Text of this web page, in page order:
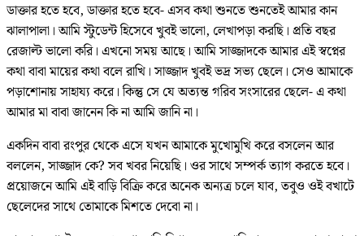
ডাক্তার হতে হবে, ডাক্তার হতে হবে- এসব কথা শুনতে শুনতেই আমার কান
ঝালাপালা। আমি স্টুডেন্ট হিসেবে খুবই ভালো, লেখাপড়া করছি। প্রতি বছর
রেজাল্ট ভালো করি। এখনো সময় আছে। আমি সাজ্জাদকে আমার এই স্বপ্নের
কথা বাবা মায়ের কথা বলে রাখি। সাজ্জাদ খুবই ভদ্র সভ্য ছেলে। সেও আমাকে
পড়াশোনায় সাহায্য করে। কিন্তু সে যে অত্যন্ত গরিব সংসারের ছেলে- এ কথা
আমার মা বাবা জানেন কি না আমি জানি না।
একদিন বাবা রংপুর থেকে এসে যখন আমাকে মুখোমুখি করে বসলেন আর
বললেন, সাজ্জাদ কে? সব খবর নিয়েছি। ওর সাথে সম্পর্ক ত্যাগ করতে হবে।
প্রয়োজনে আমি এই বাড়ি বিক্রি করে অনেক অন্যত্র চলে যাব, তবুও ওই বখাটে
ছেলেদের সাথে তোমাকে মিশতে দেবো না।